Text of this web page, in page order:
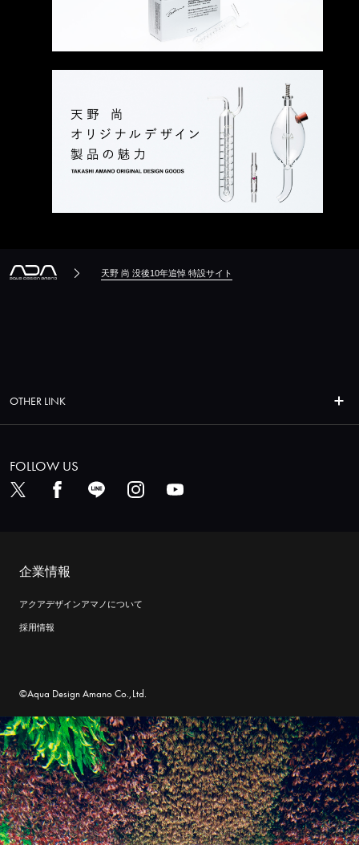
天野 尚 没後10年追悼 特設サイト
OTHER LINK
FOLLOW US
企業情報
アクアデザインアマノについて
採用情報
©Aqua Design Amano Co.,Ltd.